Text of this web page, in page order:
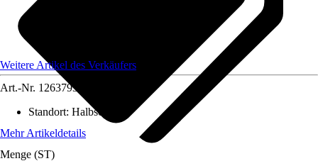
Weitere Artikel des Verkäufers
Art.-Nr. 12637931
Standort: Halbschatten
Mehr Artikeldetails
Menge (ST)